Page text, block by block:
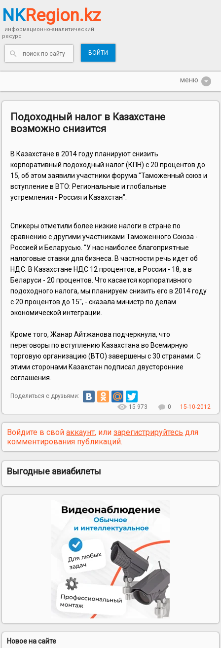
NKRegion.kz
информационно-аналитический
ресурс
ВОЙТИ
Подоходный налог в Казахстане
возможно снизится
В Казахстане в 2014 году планируют снизить
корпоративный подоходный налог (КПН) с 20 процентов до
15, об этом заявили участники форума "Таможенный союз и
вступление в ВТО: Региональные и глобальные
устремления - Россия и Казахстан".
Спикеры отметили более низкие налоги в стране по
сравнению с другими участниками Таможенного Союза -
Россией и Беларусью. "У нас наиболее благоприятные
налоговые ставки для бизнеса. В частности речь идет об
НДС. В Казахстане НДС 12 процентов, в России - 18, а в
Беларуси - 20 процентов. Что касается корпоративного
подоходного налога, мы планируем снизить его в 2014 году
с 20 процентов до 15", - сказала министр по делам
экономической интеграции.
Кроме того, Жанар Айтжанова подчеркнула, что
переговоры по вступлению Казахстана во Всемирную
торговую организацию (ВТО) завершены с 30 странами. С
этими сторонами Казахстан подписал двусторонние
соглашения.
Поделиться с друзьями:
15 973
0 15-10-2012
Войдите в свойаккаунт, илизарегистрируйтесь для
комментирования публикаций.
Выгодные авиабилеты
Новое на сайте